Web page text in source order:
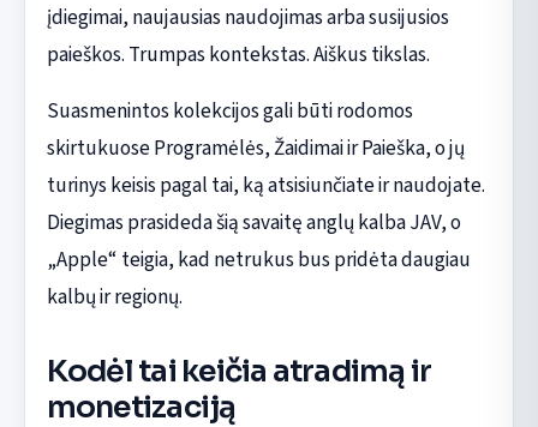
įdiegimai, naujausias naudojimas arba susijusios
paieškos. Trumpas kontekstas. Aiškus tikslas.
Suasmenintos kolekcijos gali būti rodomos
skirtukuose Programėlės, Žaidimai ir Paieška, o jų
turinys keisis pagal tai, ką atsisiunčiate ir naudojate.
Diegimas prasideda šią savaitę anglų kalba JAV, o
„Apple“ teigia, kad netrukus bus pridėta daugiau
kalbų ir regionų.
Kodėl tai keičia atradimą ir
monetizaciją